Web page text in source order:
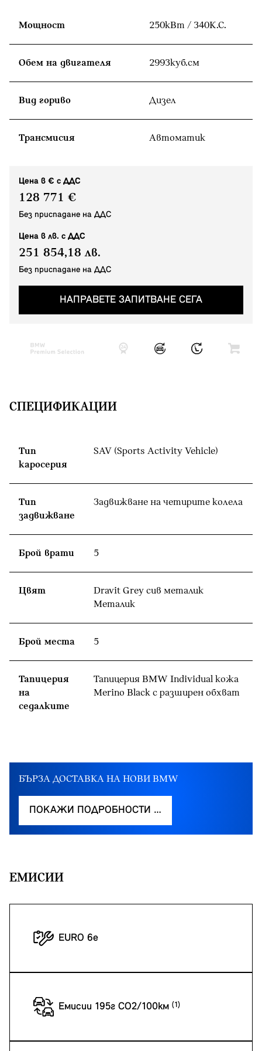
Мощност 250кВт / 340К.С.
Обем на двигателя 2993куб.cм
Вид гориво Дизел
Tрансмисия Автоматик
Цена в € с ДДС
128 771 €
Без приспадане на ДДС
Цена в лв. с ДДС
251 854,18 лв.
Без приспадане на ДДС
НАПРАВЕТЕ ЗАПИТВАНЕ СЕГА
СПЕЦИФИКАЦИИ
Тип
каросерия
SAV (Sports Activity Vehicle)
Тип
задвижване
Задвижване на четирите колела
Брой врати 5
Цвят
Dravit Grey сив металик
Meталик
Брой места 5
Тапицерия
на
седалките
Тапицерия BMW Individual кожа
Merino Black с разширен обхват
БЪРЗА ДОСТАВКА НА НОВИ BMW
ПОКАЖИ ПОДРОБНОСТИ …
EМИСИИ
EURO 6e
Емисии 195г CO2/100км